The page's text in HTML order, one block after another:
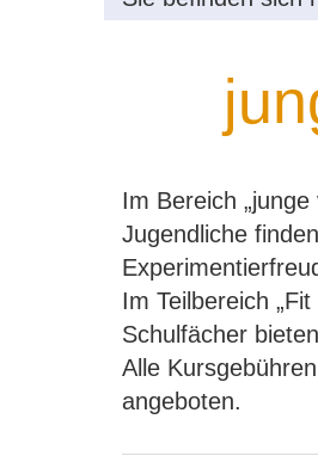
Im Bereich
Jugendliche
Im Teilbereich
Schulfächer
Alle
angeboten.